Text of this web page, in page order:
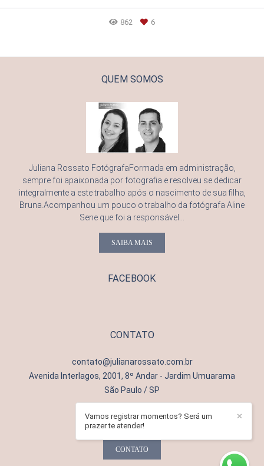
862 6
QUEM SOMOS
Juliana Rossato FotógrafaFormada em administração,
sempre foi apaixonada por fotografia e resolveu se dedicar
integralmente a este trabalho após o nascimento de sua filha,
Bruna.Acompanhou um pouco o trabalho da fotógrafa Aline
Sene que foi a responsável...
SAIBA MAIS
FACEBOOK
CONTATO
contato@julianarossato.com.br
Avenida Interlagos, 2001, 8º Andar - Jardim Umuarama
São Paulo / SP
CONTATO
✕
Vamos registrar momentos? Será um
prazer te atender!